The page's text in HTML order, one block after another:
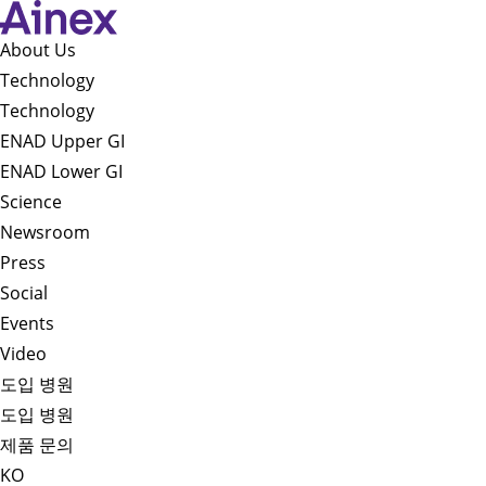
About Us​
Technology
Technology
ENAD Upper GI
ENAD Lower GI
Science
Newsroom
Press
Social
Events
Video
도입 병원
도입 병원
제품 문의
KO